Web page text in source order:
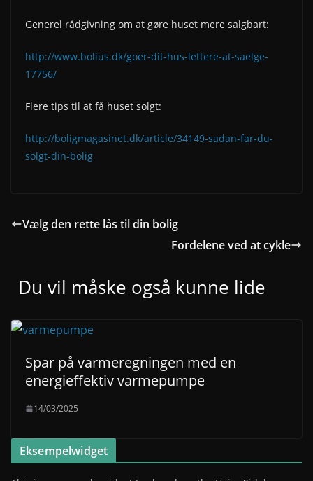
Generel rådgivning om at gøre huset mere salgbart:
http://www.bolius.dk/goer-dit-hus-lettere-at-saelge-
17756/
Flere tips til at få huset solgt:
http://boligmagasinet.dk/article/34149-sadan-far-du-
solgt-din-bolig
Vælg den rette lås til din bolig
Fordelene ved at cykle
Du vil måske også kunne lide
Spar på varmeregningen med en
energieffektiv varmepumpe
14/03/2025
Eksempelwidget